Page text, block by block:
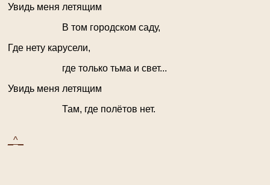
Увидь меня летящим
В том городском саду,
Где нету карусели,
где только тьма и свет...
Увидь меня летящим
Там, где полётов нет.
_^_